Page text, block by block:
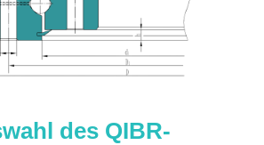
des QIBR-